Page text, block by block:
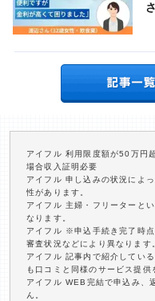
アイフル 利用限度額が50万円
場合収入証明必要
アイフル 申し込みの状況によ
性があります。
アイフル 主婦・フリーターと
なります。
アイフル ※申込手続き完了時
審査状況などにより異なります
アイフル 記事内で紹介してい
も口コミと同様のサービス提供
アイフル WEB完結で申込み、
ん。